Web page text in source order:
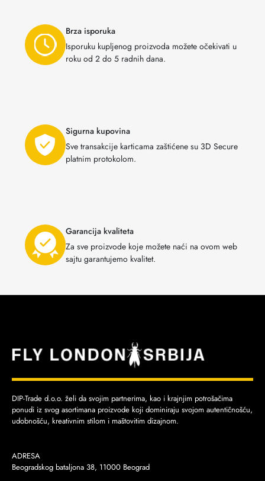
Brza isporuka
Isporuku kupljenog proizvoda možete očekivati u
roku od 2 do 5 radnih dana.
Sigurna kupovina
Sve transakcije karticama zaštićene su 3D Secure
platnim protokolom.
Garancija kvaliteta
Za sve proizvode koje možete naći na ovom web
sajtu garantujemo kvalitet.
DIP-Trade d.o.o. želi da svojim partnerima, kao i krajnjim potrošačima
ponudi iz svog asortimana proizvode koji dominiraju svojom autentičnošću,
udobnošću, kreativnim stilom i maštovitim dizajnom.
ADRESA
Beogradskog bataljona 38, 11000 Beograd